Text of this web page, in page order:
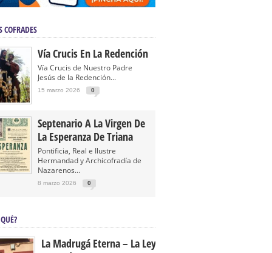
COFRADES
Vía Crucis En La Redención
Vía Crucis de Nuestro Padre
Jesús de la Redención...
15 marzo 2026 0
Septenario A La Virgen De
La Esperanza De Triana
Pontificia, Real e Ilustre
Hermandad y Archicofradía de
Nazarenos...
8 marzo 2026 0
La Madrugá Eterna – La Leyenda De